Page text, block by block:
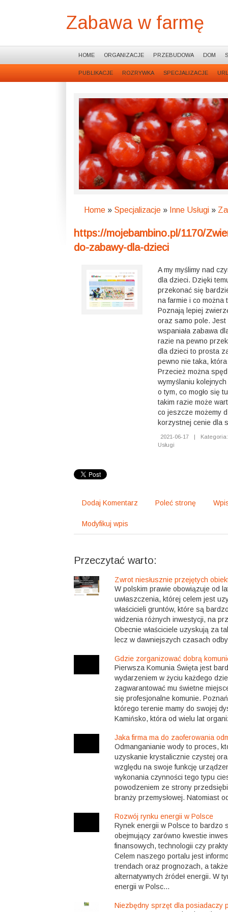
Zabawa w farmę
HOME ORGANIZACJE PRZEBUDOWA DOM
PUBLIKACJE ROZRYWKA SPECJALIZACJE
Home » Specjalizacje » Inne Usługi »
https://mojebambino.pl/1170/
do-zabawy-dla-dzieci
A my myślimy nad
dla dzieci. Dzięki
przekonać się
na farmie i co można
Poznają lepiej
oraz samo pole. Jest
wspaniała zabawa
razie na pewno
dla dzieci to prosta
pewno nie taka,
Przecież można
wymyślaniu
o tym, co mogło się
takim razie może
co jeszcze możemy
korzystnej cenie dla
2021-06-17 |
Usługi
Dodaj Komentarz Poleć stronę
Modyfikuj wpis
Przeczytać warto:
Zwrot niesłusznie przejętych
W polskim prawie obowiązuje od
uwłaszczenia, której celem jest
właścicieli gruntów, które są
widzenia różnych inwestycji, na
Obecnie właściciele uzyskują za
lecz w dawniejszych czasach
Gdzie zorganizować dobrą
Pierwsza Komunia Święta jest
wydarzeniem w życiu każdego
zagwarantować mu świetne
się profesjonalne komunie.
którego terenie mamy do swojej
Kamińsko, która od wielu lat
Jaka firma ma do zaoferowania
Odmanganianie wody to proces,
uzyskanie krystalicznie czystej
względu na swoje funkcję
wykonania czynności tego typu
powodzeniem ze strony
branży przemysłowej. Natomiast
Rozwój rynku energii w Polsce
Rynek energii w Polsce to bardzo
obejmujący zarówno kwestie
finansowych, technologii czy
Celem naszego portalu jest
trendach oraz prognozach, a
alternatywnych źródeł energii. W
energii w Polsc...
Niezbędny sprzęt dla posiadaczy